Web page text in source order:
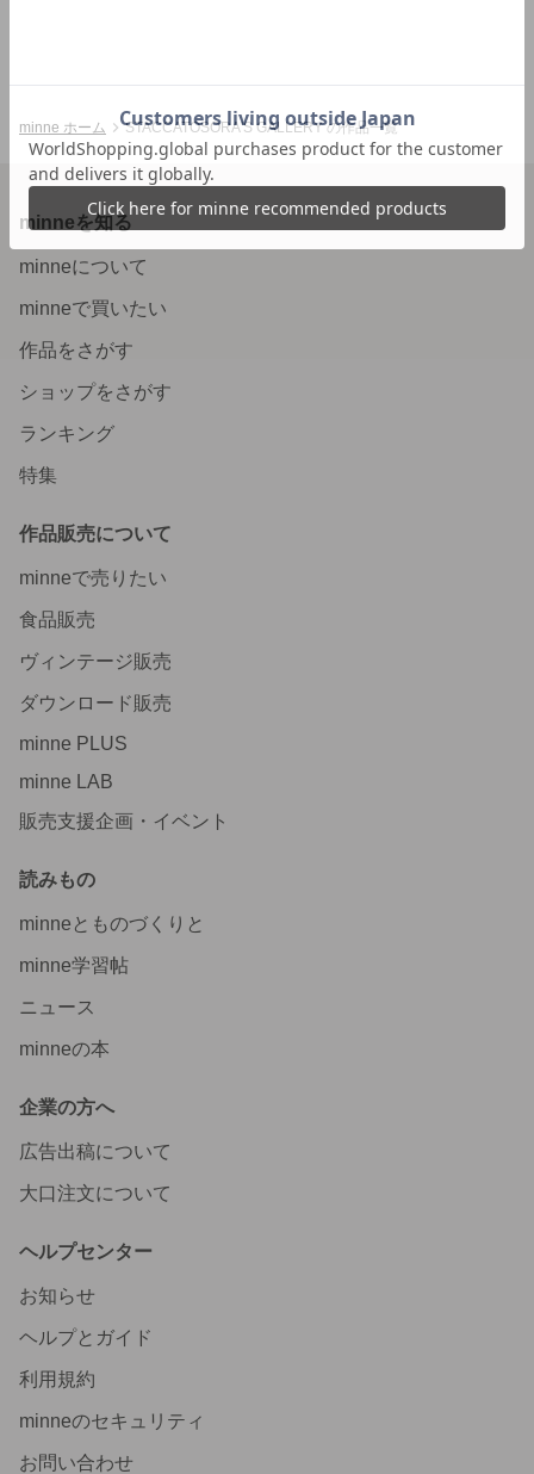
minne ホーム STACCATOSORA'S GALLERY の作品一覧
minneを知る
minneについて
minneで買いたい
作品をさがす
ショップをさがす
ランキング
特集
作品販売について
minneで売りたい
食品販売
ヴィンテージ販売
ダウンロード販売
minne PLUS
minne LAB
販売支援企画・イベント
読みもの
minneとものづくりと
minne学習帖
ニュース
minneの本
企業の方へ
広告出稿について
大口注文について
ヘルプセンター
お知らせ
ヘルプとガイド
利用規約
minneのセキュリティ
お問い合わせ